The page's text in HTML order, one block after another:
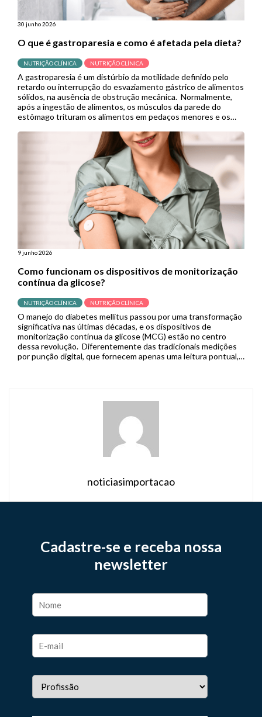
30 junho 2026
O que é gastroparesia e como é afetada pela dieta?
NUTRIÇÃO CLÍNICA NUTRIÇÃO CLÍNICA
A gastroparesia é um distúrbio da motilidade definido pelo
retardo ou interrupção do esvaziamento gástrico de alimentos
sólidos, na ausência de obstrução mecânica. Normalmente,
após a ingestão de alimentos, os músculos da parede do
estômago trituram os alimentos em pedaços menores e os
Porém, quando se […]
9 junho 2026
Como funcionam os dispositivos de monitorização
contínua da glicose?
NUTRIÇÃO CLÍNICA NUTRIÇÃO CLÍNICA
O manejo do diabetes mellitus passou por uma transformação
significativa nas últimas décadas, e os dispositivos de
monitorização contínua da glicose (MCG) estão no centro
dessa revolução. Diferentemente das tradicionais medições
por punção digital, que fornecem apenas uma leitura pontual,
noticiasimportacao
Cadastre-se e receba nossa
newsletter